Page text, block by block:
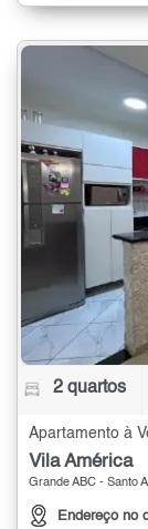
2 quartos
Apartamento à
Vila América
Grande ABC - Santo
Endereço no